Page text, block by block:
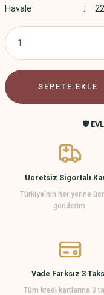
Havale
SEPETE EKLE
🛡️
Ücretsiz Sigortalı
Türkiye’nin her yerine
gönderim.
Vade Farksız 3
Tüm kredi kartlarına 3